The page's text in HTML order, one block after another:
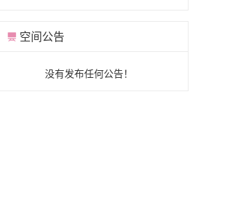
空间公告
没有发布任何公告！